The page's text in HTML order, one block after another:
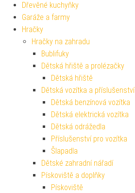
Dřevěné kuchyňky
Garáže a farmy
Hračky
Hračky na zahradu
Bublifuky
Dětská hřiště a prolézačky
Dětská hřiště
Dětská vozítka a příslušenství
Dětská benzínová vozítka
Dětská elektrická vozítka
Dětská odrážedla
Příslušenství pro vozítka
Šlapadla
Dětské zahradní nářadí
Pískoviště a doplňky
Pískoviště